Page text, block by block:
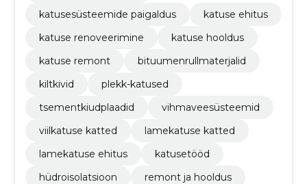
katusesüsteemide paigaldus
katuse ehitus
katuse renoveerimine
katuse hooldus
katuse remont
bituumenrullmaterjalid
kiltkivid
plekk-katused
tsementkiudplaadid
vihmaveesüsteemid
viilkatuse katted
lamekatuse katted
lamekatuse ehitus
katusetööd
hüdroisolatsioon
remont ja hooldus